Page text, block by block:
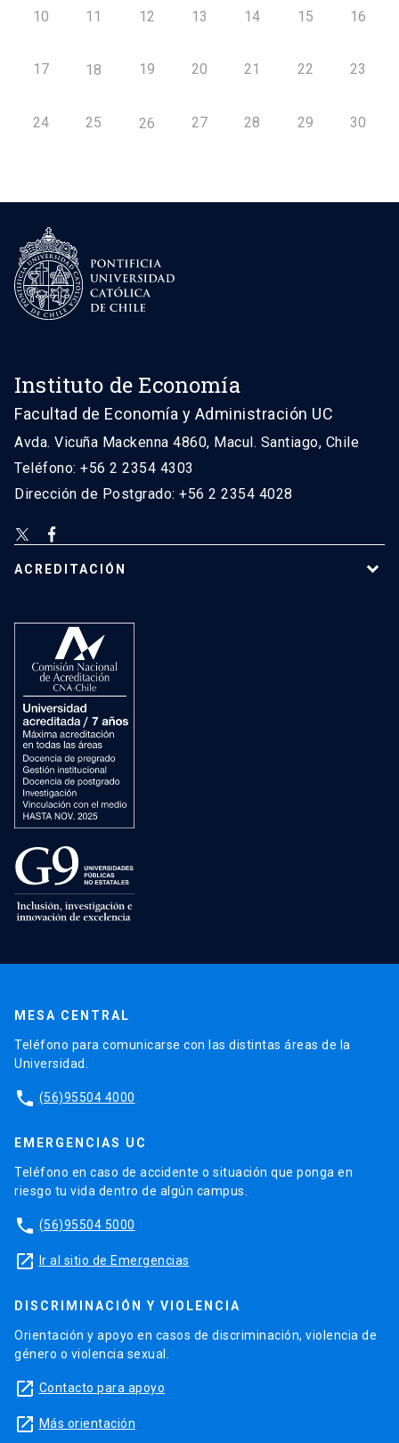
10 11 12 13 14 15 16
17 18 19 20 21 22 23
24 25 26 27 28 29 30
Instituto de Economía
Facultad de Economía y Administración UC
Avda. Vicuña Mackenna 4860, Macul. Santiago, Chile
Teléfono: +56 2 2354 4303
Dirección de Postgrado: +56 2 2354 4028
ACREDITACIÓN
MESA CENTRAL
Teléfono para comunicarse con las distintas áreas de la
Universidad.
phone (56)95504 4000
EMERGENCIAS UC
Teléfono en caso de accidente o situación que ponga en
riesgo tu vida dentro de algún campus.
phone (56)95504 5000
launch Ir al sitio de Emergencias
DISCRIMINACIÓN Y VIOLENCIA
Orientación y apoyo en casos de discriminación, violencia de
género o violencia sexual.
launch Contacto para apoyo
launch Más orientación